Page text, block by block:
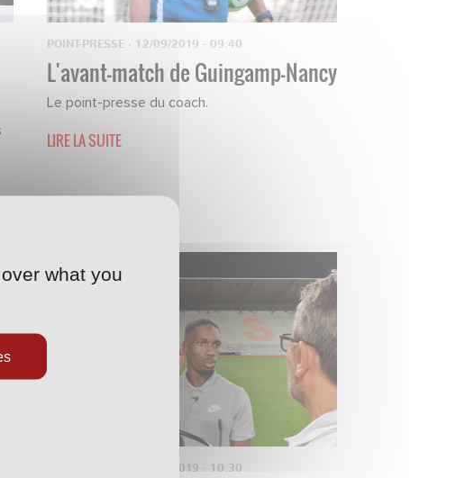
POINT-PRESSE · 12/09/2019 - 09:40
L'avant-match de Guingamp-Nancy
Le point-presse du coach.
LIRE LA SUITE
29/08/2019 - 10:30
what you